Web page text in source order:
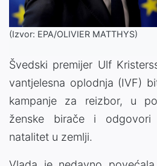
(Izvor: EPA/OLIVIER MATTHYS)
Švedski premijer Ulf
vantjelesna oplodnja (IVF)
kampanje za reizbor, u
ženske birače i
natalitet u zemlji.